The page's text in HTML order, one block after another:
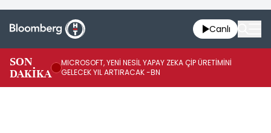
Canlı
SON
DAKİKA
MICROSOFT, YENİ NESİL YAPAY ZEKA ÇİP ÜRETİMİNİ
GELECEK YIL ARTIRACAK -BN